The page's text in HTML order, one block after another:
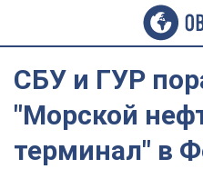
СБУ и ГУР
"Морской
терминал" в